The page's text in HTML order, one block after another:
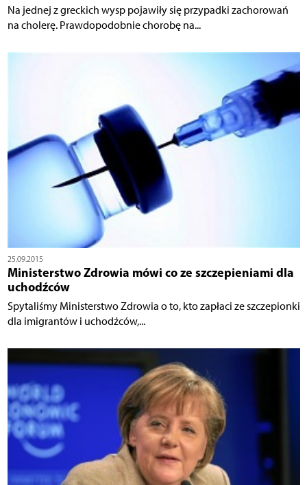
Na jednej z greckich wysp pojawiły się przypadki zachorowań
na cholerę. Prawdopodobnie chorobę na...
25.09.2015
Ministerstwo Zdrowia mówi co ze szczepieniami dla
uchodźców
Spytaliśmy Ministerstwo Zdrowia o to, kto zapłaci ze szczepionki
dla imigrantów i uchodźców,...